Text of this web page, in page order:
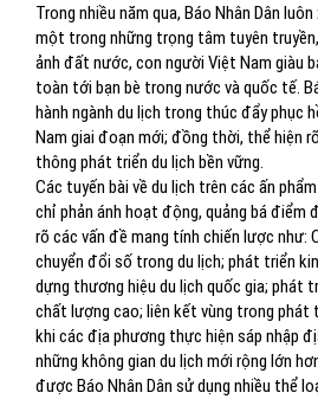
Trong nhiều năm qua, Báo Nhân Dân
một trong những trọng tâm tuyên truyền,
ảnh đất nước, con người Việt Nam giàu
toàn tới bạn bè trong nước và quốc tế.
hành ngành du lịch trong thúc đẩy phục
Nam giai đoạn mới; đồng thời, thể hiện
thông phát triển du lịch bền vững.
Các tuyến bài về du lịch trên các ấn
chỉ phản ánh hoạt động, quảng bá điểm
rõ các vấn đề mang tính chiến lược như:
chuyển đổi số trong du lịch; phát triển
dựng thương hiệu du lịch quốc gia; phát
chất lượng cao; liên kết vùng trong phát
khi các địa phương thực hiện sáp nhập
những không gian du lịch mới rộng lớn
được Báo Nhân Dân sử dụng nhiều thể